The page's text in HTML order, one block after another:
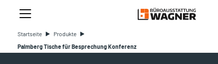
Startseite
Produkte
Palmberg Tische für Besprechung Konferenz